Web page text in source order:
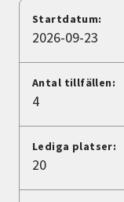
Avdelningar
Lyssna
Startdatum:
2026-09-23
Antal tillfällen:
4
Lediga platser:
20